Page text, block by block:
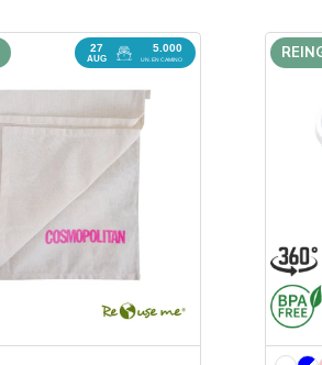
27
AUG
5.000
UN. EN CAMINO